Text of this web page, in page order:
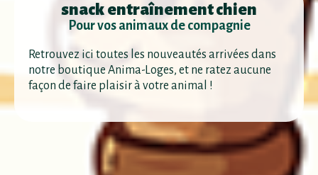
snack entraînement chien
Pour vos animaux de compagnie
Retrouvez ici toutes les nouveautés arrivées dans
notre boutique Anima-Loges, et ne ratez aucune
façon de faire plaisir à votre animal !